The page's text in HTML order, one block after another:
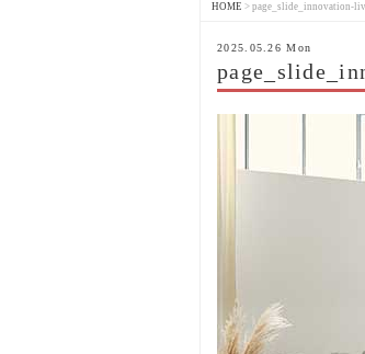
HOME > page_slide_innovation-
2025.05.26 Mon